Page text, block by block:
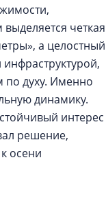
четкая
а целостный
по духу. Именно
динамику.
интерес
решение,
осени